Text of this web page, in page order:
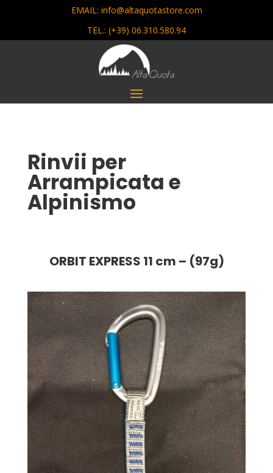
EMAIL: info@altaquotastore.com
TEL.: (+39) 06.310.580.94
Rinvii per
Arrampicata e
Alpinismo
ORBIT EXPRESS 11 cm – (97g)